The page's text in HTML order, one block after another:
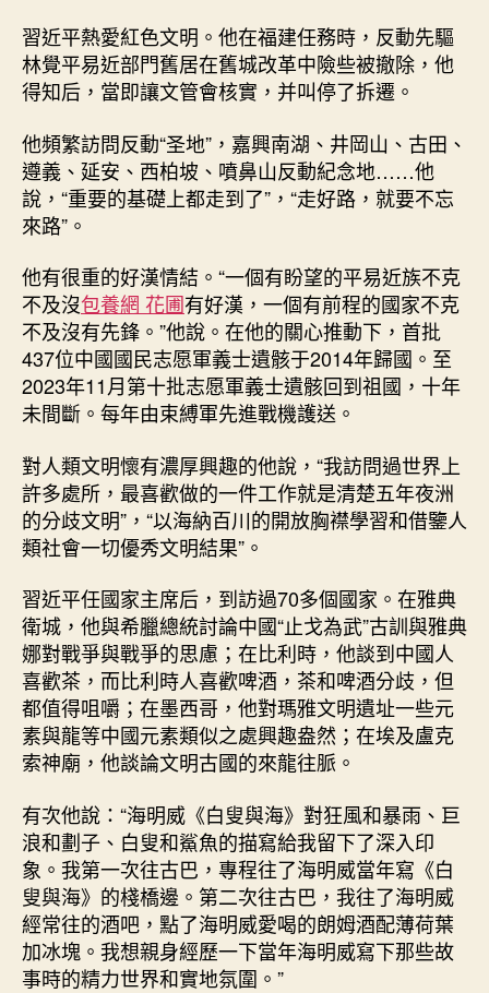
習近平熱愛紅色文明。他在福建任務時，反動先驅
林覺平易近部門舊居在舊城改革中險些被撤除，他
得知后，當即讓文管會核實，并叫停了拆遷。
他頻繁訪問反動“圣地”，嘉興南湖、井岡山、古田、
遵義、延安、西柏坡、噴鼻山反動紀念地……他
說，“重要的基礎上都走到了”，“走好路，就要不忘
來路”。
他有很重的好漢情結。“一個有盼望的平易近族不克
不及沒包養網 花圃有好漢，一個有前程的國家不克
不及沒有先鋒。”他說。在他的關心推動下，首批
437位中國國民志愿軍義士遺骸于2014年歸國。至
2023年11月第十批志愿軍義士遺骸回到祖國，十年
未間斷。每年由束縛軍先進戰機護送。
對人類文明懷有濃厚興趣的他說，“我訪問過世界上
許多處所，最喜歡做的一件工作就是清楚五年夜洲
的分歧文明”，“以海納百川的開放胸襟學習和借鑒人
類社會一切優秀文明結果”。
習近平任國家主席后，到訪過70多個國家。在雅典
衛城，他與希臘總統討論中國“止戈為武”古訓與雅典
娜對戰爭與戰爭的思慮；在比利時，他談到中國人
喜歡茶，而比利時人喜歡啤酒，茶和啤酒分歧，但
都值得咀嚼；在墨西哥，他對瑪雅文明遺址一些元
素與龍等中國元素類似之處興趣盎然；在埃及盧克
索神廟，他談論文明古國的來龍往脈。
有次他說：“海明威《白叟與海》對狂風和暴雨、巨
浪和劃子、白叟和鯊魚的描寫給我留下了深入印
象。我第一次往古巴，專程往了海明威當年寫《白
叟與海》的棧橋邊。第二次往古巴，我往了海明威
經常往的酒吧，點了海明威愛喝的朗姆酒配薄荷葉
加冰塊。我想親身經歷一下當年海明威寫下那些故
事時的精力世界和實地氛圍。”